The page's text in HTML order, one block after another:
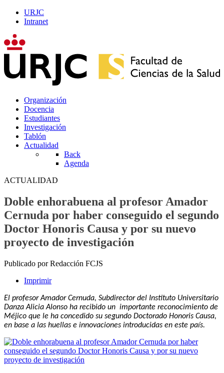
URJC
Intranet
Organización
Docencia
Estudiantes
Investigación
Tablón
Actualidad
Back
Agenda
ACTUALIDAD
Doble enhorabuena al profesor Amador
Cernuda por haber conseguido el segundo
Doctor Honoris Causa y por su nuevo
proyecto de investigación
Publicado por Redacción FCJS
Imprimir
El profesor Amador Cernuda, Subdirector del Instituto Universitario
Danza Alicia Alonso ha recibido un importante reconocimiento de
Méjico que le ha concedido su segundo Doctorado Honoris Causa,
en base a las huellas e innovaciones introducidas en este país.